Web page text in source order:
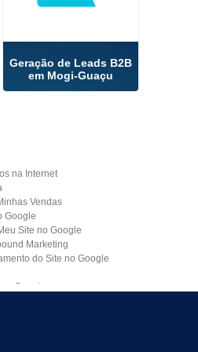
Geração de Leads B2B
em Mogi-Guaçu
na Internet
Vendas
Google
Site no Google
Marketing
do Site no Google
Google